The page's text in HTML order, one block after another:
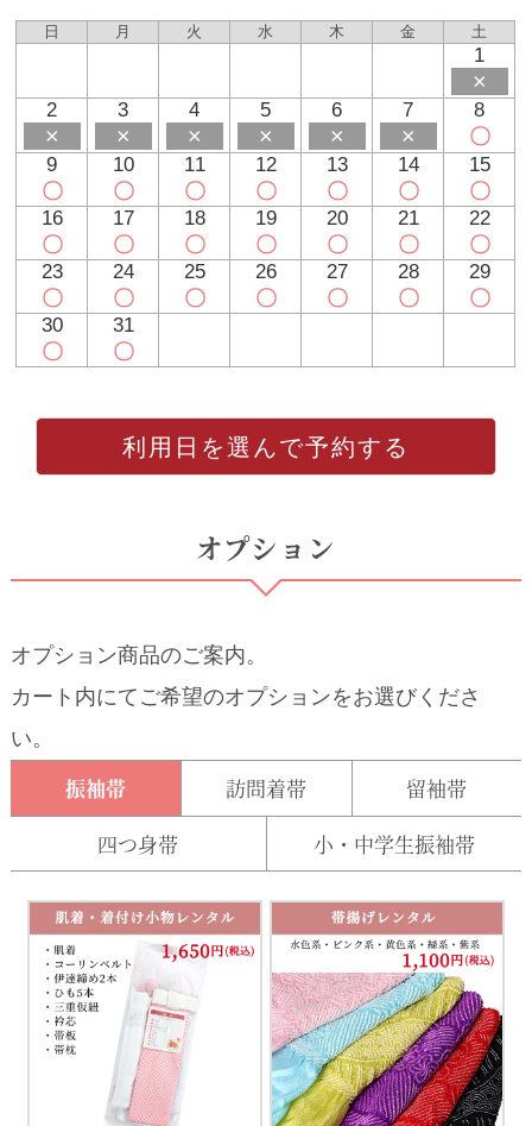
日 月 火 水 木 金 土
1
×
2
×
3
×
4
×
5
×
6
×
7
×
8
〇
9
〇
10
〇
11
〇
12
〇
13
〇
14
〇
15
〇
16
〇
17
〇
18
〇
19
〇
20
〇
21
〇
22
〇
23
〇
24
〇
25
〇
26
〇
27
〇
28
〇
29
〇
30
〇
31
〇
利用日を選んで予約する
オプション
オプション商品のご案内。
カート内にてご希望のオプションをお選びくださ
い。
振袖帯 訪問着帯
留袖帯
四つ身帯
小・中学生振袖帯